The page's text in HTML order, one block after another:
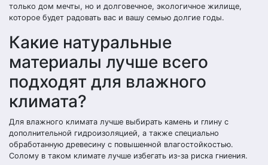
только дом мечты, но и долговечное, экологичное жилище,
которое будет радовать вас и вашу семью долгие годы.
Какие натуральные
материалы лучше всего
подходят для влажного
климата?
Для влажного климата лучше выбирать камень и глину с
дополнительной гидроизоляцией, а также специально
обработанную древесину с повышенной влагостойкостью.
Солому в таком климате лучше избегать из-за риска гниения.